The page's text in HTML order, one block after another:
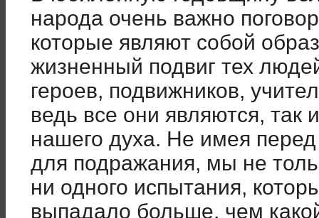
народа очень важно
которые являют собой
жизненный подвиг тех
героев, подвижников,
ведь все они являются, так
нашего духа. Не имея
для подражания, мы не
ни одного испытания,
выпадало больше, чем